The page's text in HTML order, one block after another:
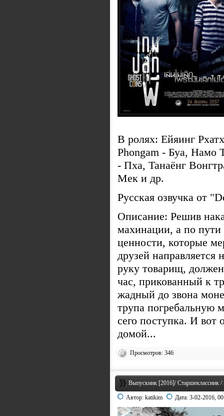
В ролях: Ейяинг
Phongam - Буа, Намо
- Пха, Танаёнг
Мек и др.
Русская озвучка от
Описание: Решив
махинации, а по пути
ценности, которые
друзей направляется
руку товарищ,
час, прикованный к
жадный до звона
трупа погребальную
сего поступка. И вот
домой...
Просмотров: 346
Выпускник [2016]/ Старшеклассник /
Автор: katikim Дата: 3-02-2016,